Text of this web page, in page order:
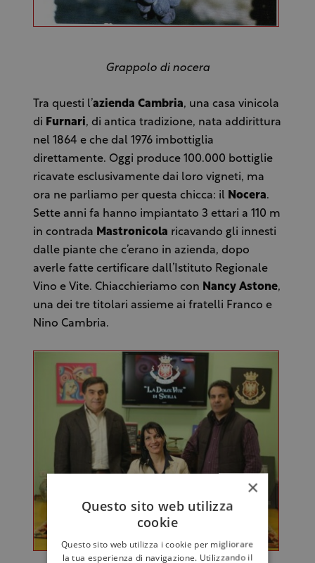
Grappolo di nocera
Tra questi l’azienda Cambria, una casa vinicola
di Furnari, di antica tradizione, nata addirittura
nel 1864 e che dal 1976 imbottiglia
direttamente. Oggi produce 100.000 bottiglie
ricavate esclusivamente dai loro vigneti, ma
ora ne parliamo per questa chicca: il Nocera.
Sette anni fa hanno impiantato 3 ettari a 110 m
in contrada Mastronicola ricavando gli innesti
dalle piante che c’erano in azienda, dopo
averle fatte certificare dall’Istituto Regionale
Vino e Vite. Chiacchieriamo con Nancy Astone,
una dei tre titolari assieme ai fratelli Franco e
Nino Cambria.
×
Questo sito web utilizza
cookie
Questo sito web utilizza i cookie per migliorare
la tua esperienza di navigazione. Utilizzando il